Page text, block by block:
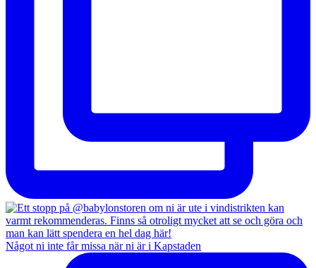
Något ni inte får missa när ni är i Kapstaden